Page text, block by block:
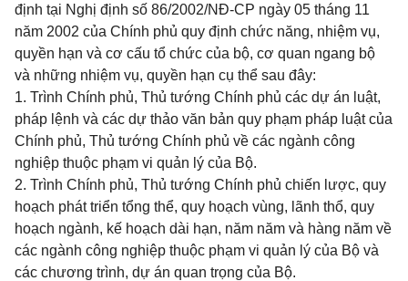
định tại Nghị định số 86/2002/NĐ-CP ngày 05 tháng 11
năm 2002 của Chính phủ quy định chức năng, nhiệm vụ,
quyền hạn và cơ cấu tổ chức của bộ, cơ quan ngang bộ
và những nhiệm vụ, quyền hạn cụ thể sau đây:
1. Trình Chính phủ, Thủ tướng Chính phủ các dự án luật,
pháp lệnh và các dự thảo văn bản quy phạm pháp luật của
Chính phủ, Thủ tướng Chính phủ về các ngành công
nghiệp thuộc phạm vi quản lý của Bộ.
2. Trình Chính phủ, Thủ tướng Chính phủ chiến lược, quy
hoạch phát triển tổng thể, quy hoạch vùng, lãnh thổ, quy
hoạch ngành, kế hoạch dài hạn, năm năm và hàng năm về
các ngành công nghiệp thuộc phạm vi quản lý của Bộ và
các chương trình, dự án quan trọng của Bộ.